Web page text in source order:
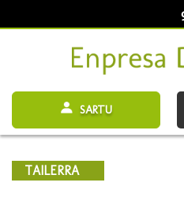
SARTU
TAILERRA